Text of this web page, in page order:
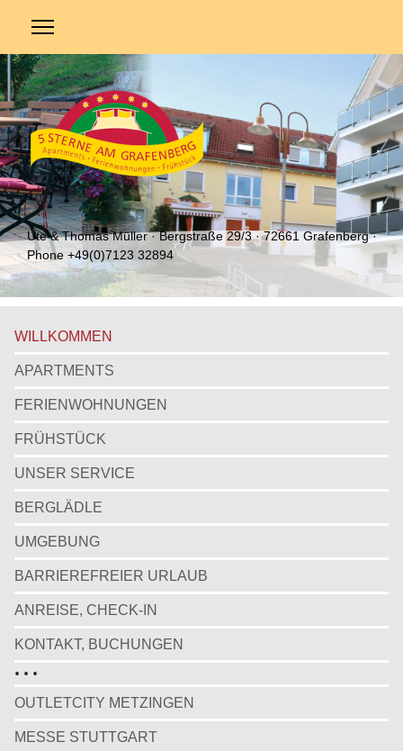
Ute & Thomas Müller · Bergstraße 29/3 · 72661 Grafenberg ·
Phone +49(0)7123 32894
WILLKOMMEN
APARTMENTS
FERIENWOHNUNGEN
FRÜHSTÜCK
UNSER SERVICE
BERGLÄDLE
UMGEBUNG
BARRIEREFREIER URLAUB
ANREISE, CHECK-IN
KONTAKT, BUCHUNGEN
• • •
OUTLETCITY METZINGEN
MESSE STUTTGART